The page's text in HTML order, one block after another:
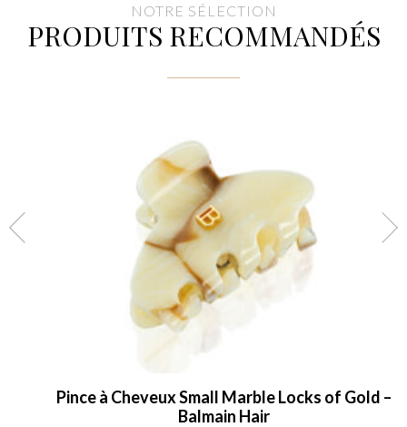
NOTRE SÉLECTION
PRODUITS RECOMMANDÉS
Pince à Cheveux Small Marble Locks of Gold –
Balmain Hair